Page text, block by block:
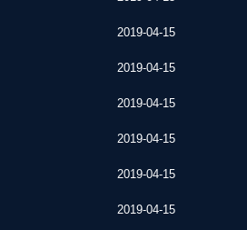
2019-04-15
2019-04-15
2019-04-15
2019-04-15
2019-04-15
2019-04-15